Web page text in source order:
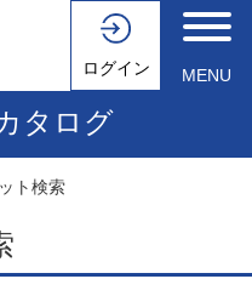
ログイン MENU
タログ
ト検索